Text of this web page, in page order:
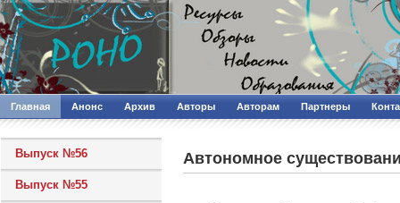
Главная Анонс Архив Авторы Авторам Партнеры
Выпуск №56
Выпуск №55
Автономное